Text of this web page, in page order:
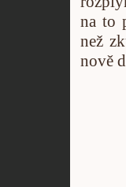
na to
než
nově